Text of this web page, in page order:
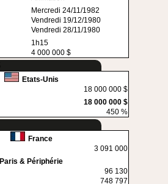
Mercredi 24/11/1982
Vendredi 19/12/1980
Vendredi 28/11/1980
1h15
4 000 000 $
Etats-Unis
18 000 000 $
18 000 000 $
450 %
France
3 091 000
Paris & Périphérie
96 130
748 797